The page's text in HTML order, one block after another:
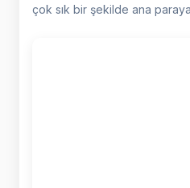
çok sık bir şekilde ana